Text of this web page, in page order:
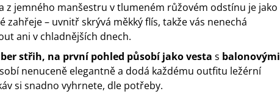
z jemného manšestru v tlumeném růžovém odstínu je jako
zahřeje – uvnitř skrývá měkký flís, takže vás nenechá
ani v chladnějších dnech.
střih, na první pohled působí jako vesta s balonovými
nenuceně elegantně a dodá každému outfitu ležérní
si snadno vyhrnete, dle potřeby.